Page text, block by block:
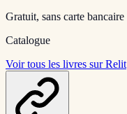
Gratuit, sans carte bancaire
Catalogue
Voir tous les livres sur Relit